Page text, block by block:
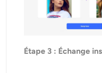
Étape 3 : Échange